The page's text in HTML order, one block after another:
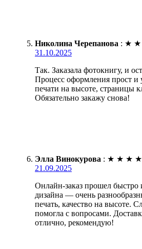
Николина Черепанова : ★ ★
31.10.2025
Так. Заказала фотокнигу, и
Процесс оформления прост и
печати на высоте, страницы
Обязательно закажу снова!
Элла Винокурова : ★ ★ ★ ★
21.09.2025
Онлайн-заказ прошел
дизайна — очень
печать, качество на высоте.
помогла с вопросами.
отлично, рекомендую!